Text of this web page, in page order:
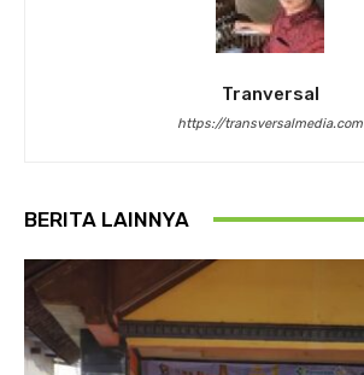
Tranversal
https://transversalmedia.com
BERITA LAINNYA